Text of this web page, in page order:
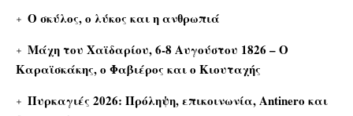
Ο σκύλος, ο λύκος και η ανθρωπιά
Μάχη του Χαϊδαρίου, 6-8 Αυγούστου 1826 – Ο
Καραϊσκάκης, ο Φαβιέρος και ο Κιουταχής
Πυρκαγιές 2026: Πρόληψη, επικοινωνία, Antinero και